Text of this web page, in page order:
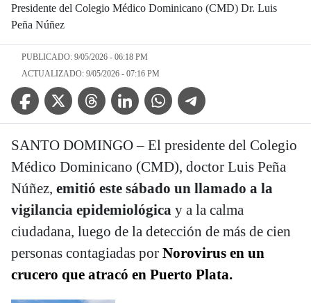
Presidente del Colegio Médico Dominicano (CMD) Dr. Luis
Peña Núñez
PUBLICADO: 9/05/2026 - 06:18 PM
ACTUALIZADO: 9/05/2026 - 07:16 PM
Facebook IconTwitter IconThreads IconLinkedin IconWhatsApp IconTelegram Icon
​SANTO DOMINGO – El presidente del Colegio
Médico Dominicano (CMD), doctor Luis Peña
Núñez, emitió este sábado un llamado a la
vigilancia epidemiológica y a la calma
ciudadana, luego de la detección de más de cien
personas contagiadas por Norovirus en un
crucero que atracó en Puerto Plata.